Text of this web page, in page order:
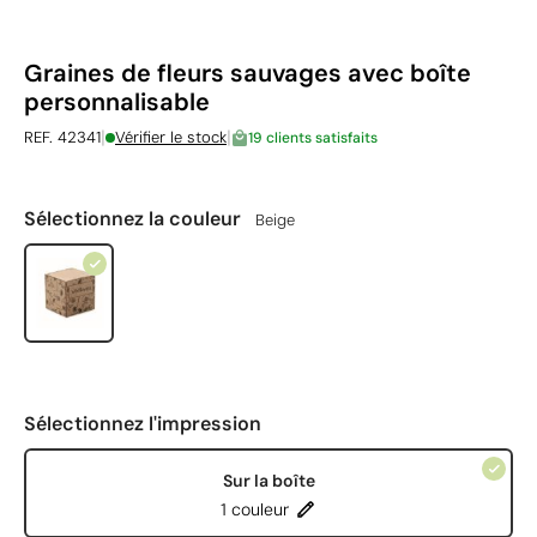
Graines de fleurs sauvages avec boîte
personnalisable
REF. 42341| Vérifier le stock| 19 clients satisfaits
Sélectionnez la couleur Beige
Sélectionnez l'impression
Sur la boîte
1 couleur